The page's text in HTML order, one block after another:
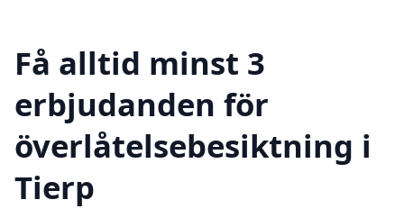
Få alltid minst 3
erbjudanden för
överlåtelsebesiktning i
Tierp